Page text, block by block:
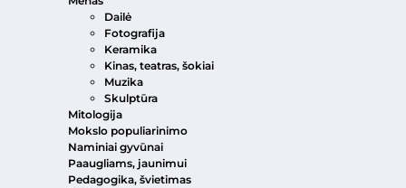
Dailė
Fotografija
Keramika
Kinas, teatras, šokiai
Muzika
Skulptūra
Mitologija
Mokslo populiarinimo
Naminiai gyvūnai
Paaugliams, jaunimui
Pedagogika, švietimas